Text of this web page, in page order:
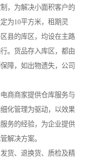
，为解决小面积客户的
为10平方米，租期灵
县的库区，均设在主路
。货品存入库区，都由
障，如出物遗失，公司
商商家提供仓库服务与
化管理为驱动，以效果
务的经验，为企业提供
解决方案。
货、退换货、质检及精